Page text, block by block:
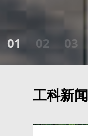
01 02 03
工科新闻